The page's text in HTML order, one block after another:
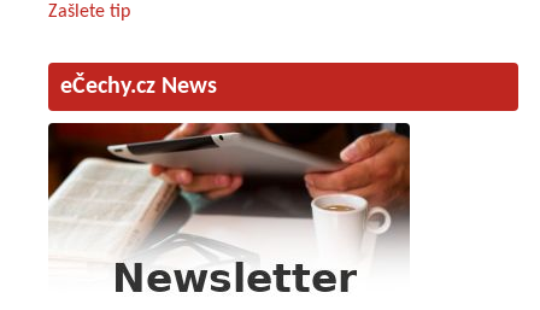
Zašlete tip
eČechy.cz News